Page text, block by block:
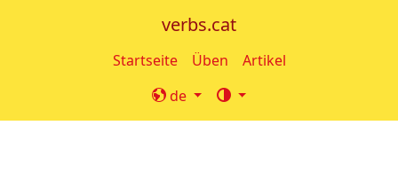
verbs.cat
Startseite Üben
Artikel
de